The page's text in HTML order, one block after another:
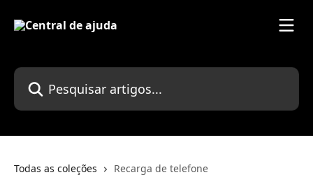
Pesquisar artigos...
Todas as coleções Recarga de telefone